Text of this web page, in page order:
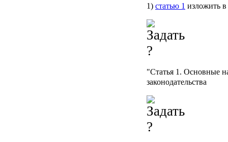
1) статью 1 изложить
"Статья 1. Основные
законодательства